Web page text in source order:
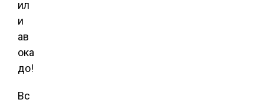
ил
и
ав
ока
до!
Вс